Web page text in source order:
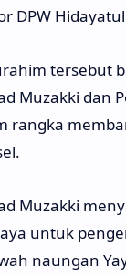
DPW
tersebut
Muzakki dan
rangka
Muzakki
untuk
naungan